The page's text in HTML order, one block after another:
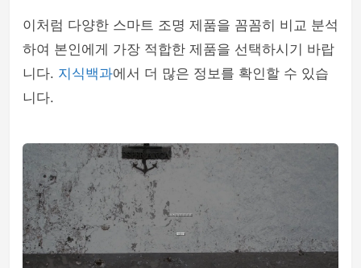
이처럼 다양한 스마트 조명 제품을 꼼꼼히 비교 분석
하여 본인에게 가장 적합한 제품을 선택하시기 바랍
니다. 지식백과에서 더 많은 정보를 확인할 수 있습
니다.